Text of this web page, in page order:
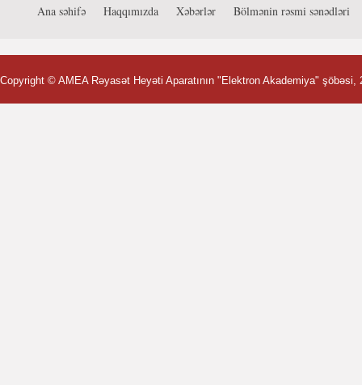
Ana səhifə Haqqımızda Xəbərlər Bölmənin rəsmi sənədləri
Copyright © AMEA Rəyasət Heyəti Aparatının "Elektron Akademiya" şöbəsi,